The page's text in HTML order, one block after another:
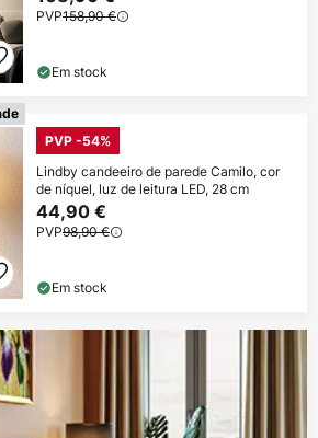
PVP158,90 €
Em stock
PVP -54%
Lindby candeeiro de parede Camilo, cor
de níquel, luz de leitura LED, 28 cm
44,90 €
PVP98,90 €
Em stock